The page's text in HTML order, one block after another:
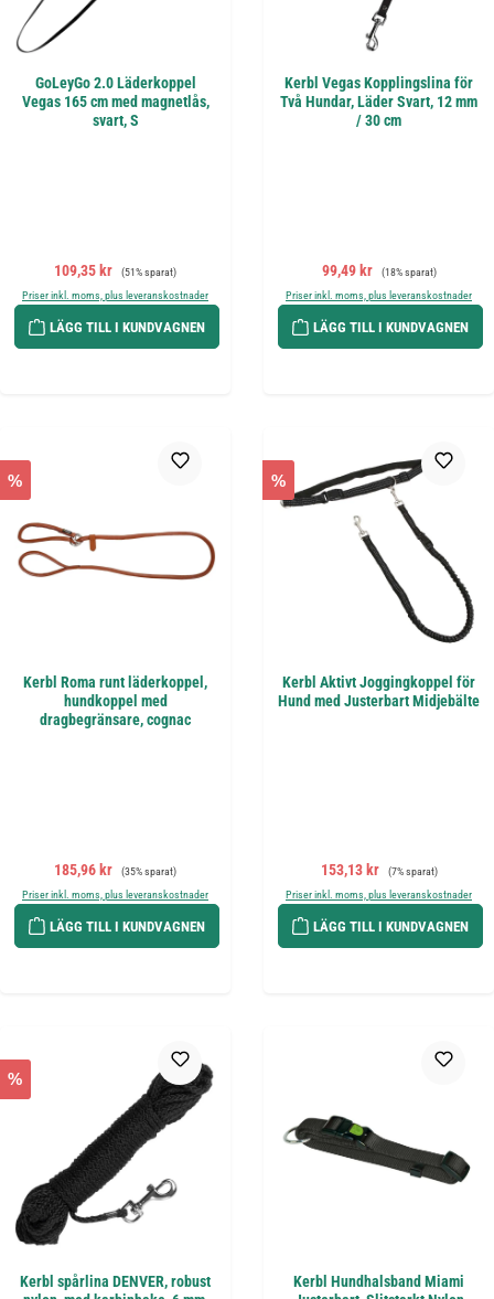
GoLeyGo 2.0 Läderkoppel
Vegas 165 cm med magnetlås,
svart, S
Försäljningspris:
109,35 kr Ordinarie pris:
(51% sparat)
Priser inkl. moms, plus leveranskostnader
LÄGG TILL I KUNDVAGNEN
Kerbl Vegas Kopplingslina för
Två Hundar, Läder Svart, 12 mm
/ 30 cm
Försäljningspris:
99,49 kr Ordinarie pris:
(18% sparat)
Priser inkl. moms, plus leveranskostnader
LÄGG TILL I KUNDVAGNEN
%
Kerbl Roma runt läderkoppel,
hundkoppel med
dragbegränsare, cognac
Försäljningspris:
185,96 kr Ordinarie pris:
(35% sparat)
Priser inkl. moms, plus leveranskostnader
LÄGG TILL I KUNDVAGNEN
%
Kerbl Aktivt Joggingkoppel för
Hund med Justerbart Midjebälte
Försäljningspris:
153,13 kr Ordinarie pris:
(7% sparat)
Priser inkl. moms, plus leveranskostnader
LÄGG TILL I KUNDVAGNEN
%
Kerbl spårlina DENVER, robust
Kerbl Hundhalsband Miami